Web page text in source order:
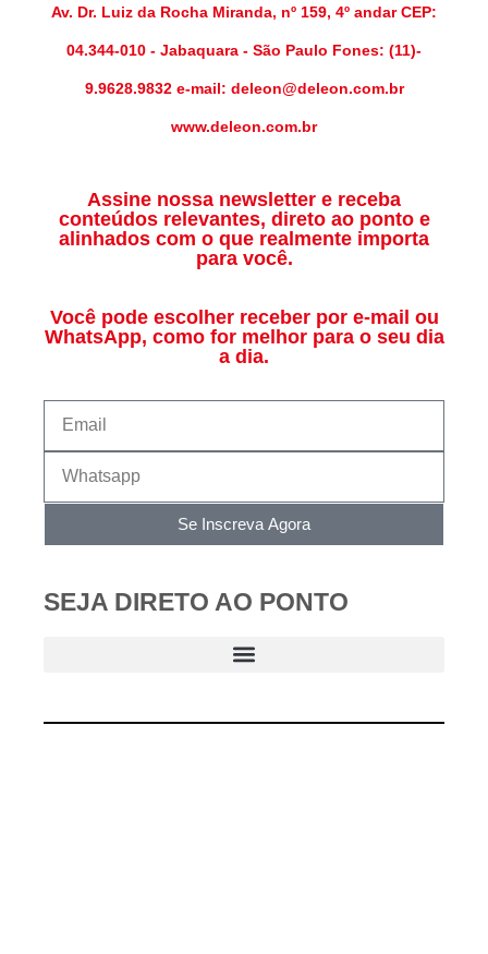
Av. Dr. Luiz da Rocha Miranda, nº 159, 4º andar CEP:
04.344-010 - Jabaquara - São Paulo Fones: (11)-
9.9628.9832 e-mail: deleon@deleon.com.br
www.deleon.com.br
Assine nossa newsletter e receba
conteúdos relevantes, direto ao ponto e
alinhados com o que realmente importa
para você.
Você pode escolher receber por e-mail ou
WhatsApp, como for melhor para o seu dia
a dia.
Se Inscreva Agora
SEJA DIRETO AO PONTO